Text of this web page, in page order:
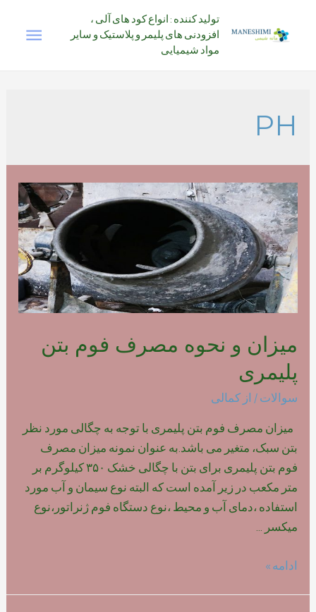
تولید کننده : انواع کود های آلی ،
افزودنی های پلیمر و پلاستیک و سایر
مواد شیمیایی
PH
میزان و نحوه مصرف فوم بتن
پلیمری
سوالات / از کمالی
میزان مصرف فوم بتن پلیمری با توجه به چگالی مورد نظر
بتن سبک، متغیر می باشد.به عنوان نمونه میزان مصرف
فوم بتن پلیمری برای بتن با چگالی خشک ۳۵۰ کیلوگرم بر
متر مکعب در زیر آمده است که البته نوع سیمان و آب مورد
استفاده ،دمای آب و محیط ،نوع دستگاه فوم ژنراتور،نوع
میکسر …
میزان
ادامه »